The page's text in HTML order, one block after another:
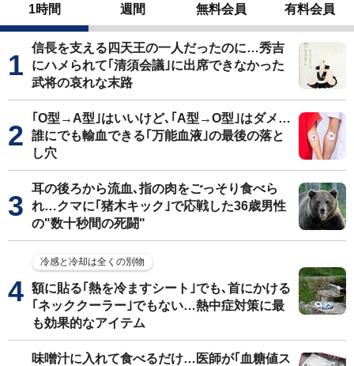
1時間 週間 無料会員 有料会員
信長を支える四天王の一人だったのに…秀吉
にハメられて｢清須会議｣に出席できなかった
武将の哀れな末路
｢O型→A型｣はいいけど､｢A型→O型｣はダメ…
誰にでも輸血できる｢万能血液｣の最後の落と
し穴
耳の後ろから流血､指の肉をごっそり食べら
れ…クマに｢猪木キック｣で応戦した36歳男性
の"数十秒間の死闘"
冷感と冷却は全くの別物
額に貼る｢熱を冷ますシート｣でも､首にかける
｢ネッククーラー｣でもない…熱中症対策に最
も効果的なアイテム
味噌汁に入れて食べるだけ…医師が｢血糖値ス